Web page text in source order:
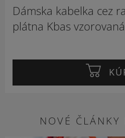
Dámska kabelka cez
plátna Kbas
NOVÉ